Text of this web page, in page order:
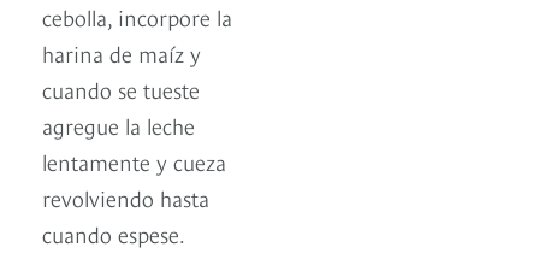
cebolla, incorpore la
harina de maíz y
cuando se tueste
agregue la leche
lentamente y cueza
revolviendo hasta
cuando espese.